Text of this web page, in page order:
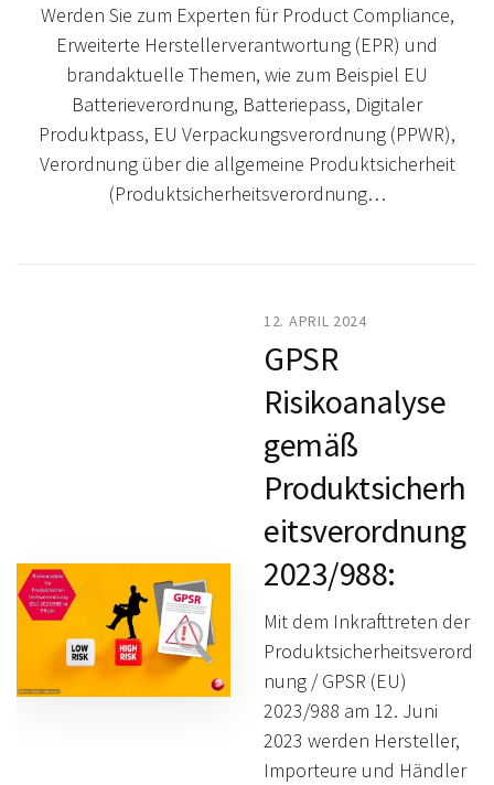
Werden Sie zum Experten für Product Compliance,
Erweiterte Herstellerverantwortung (EPR) und
brandaktuelle Themen, wie zum Beispiel EU
Batterieverordnung, Batteriepass, Digitaler
Produktpass, EU Verpackungsverordnung (PPWR),
Verordnung über die allgemeine Produktsicherheit
(Produktsicherheitsverordnung…
12. APRIL 2024
GPSR
Risikoanalyse
gemäß
Produktsicherh
eitsverordnung
2023/988:
Mit dem Inkrafttreten der
Produktsicherheitsverord
nung / GPSR (EU)
2023/988 am 12. Juni
2023 werden Hersteller,
Importeure und Händler